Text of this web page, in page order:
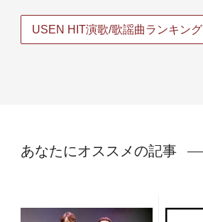
USEN HIT演歌/歌謡曲ランキング
あなたにオススメの記事